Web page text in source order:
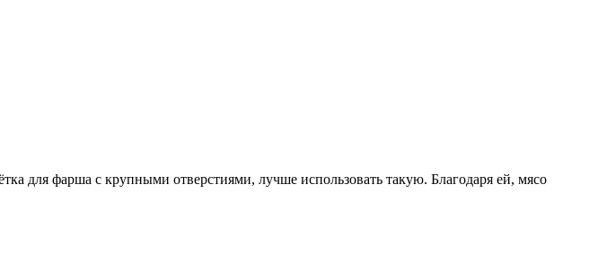
для фарша с крупными отверстиями, лучше использовать такую. Благодаря ей, мясо